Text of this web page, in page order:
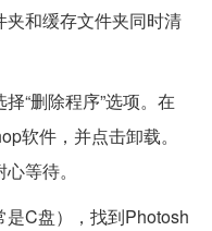
和缓存文件夹同时清
“删除程序”选项。在
软件，并点击卸载。
等待。
C盘），找到Photosh